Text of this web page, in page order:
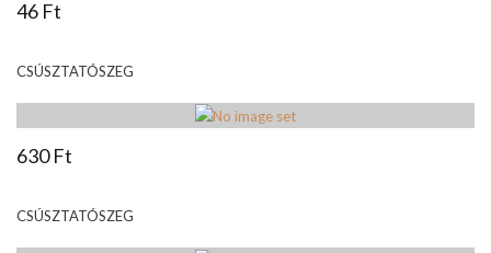
46 Ft
CSÚSZTATÓSZEG
630 Ft
CSÚSZTATÓSZEG